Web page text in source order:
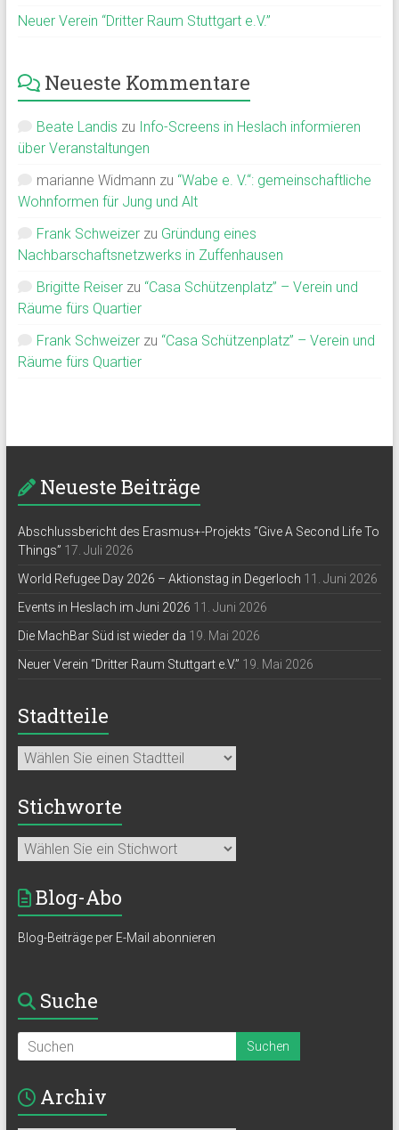
Neuer Verein “Dritter Raum Stuttgart e.V.”
Neueste Kommentare
Beate Landis zu Info-Screens in Heslach informieren
über Veranstaltungen
marianne Widmann zu “Wabe e. V.“: gemeinschaftliche
Wohnformen für Jung und Alt
Frank Schweizerzu Gründung eines
Nachbarschaftsnetzwerks in Zuffenhausen
Brigitte Reiserzu “Casa Schützenplatz” – Verein und
Räume fürs Quartier
Frank Schweizerzu “Casa Schützenplatz” – Verein und
Räume fürs Quartier
Neueste Beiträge
Abschlussbericht des Erasmus+-Projekts “Give A Second Life To
Things” 17. Juli 2026
World Refugee Day 2026 – Aktionstag in Degerloch 11. Juni 2026
Events in Heslach im Juni 2026 11. Juni 2026
Die MachBar Süd ist wieder da 19. Mai 2026
Neuer Verein “Dritter Raum Stuttgart e.V.” 19. Mai 2026
Stadtteile
Stichworte
Blog-Abo
Blog-Beiträge per E-Mail abonnieren
Suche
Archiv